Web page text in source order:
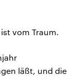
vom Traum.
läßt, und die